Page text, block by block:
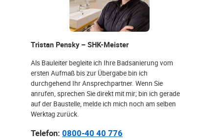
Tristan Pensky – SHK-Meister
Als Bauleiter begleite ich Ihre Badsanierung vom
ersten Aufmaß bis zur Übergabe bin ich
durchgehend Ihr Ansprechpartner. Wenn Sie
anrufen, sprechen Sie direkt mit mir; bin ich gerade
auf der Baustelle, melde ich mich noch am selben
Werktag zurück.
Telefon: 0800-40 40 776